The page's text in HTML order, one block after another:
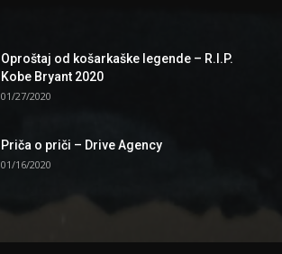
Oproštaj od košarkaške legende – R.I.P.
Kobe Bryant 2020
01/27/2020
Priča o priči – Drive Agency
01/16/2020